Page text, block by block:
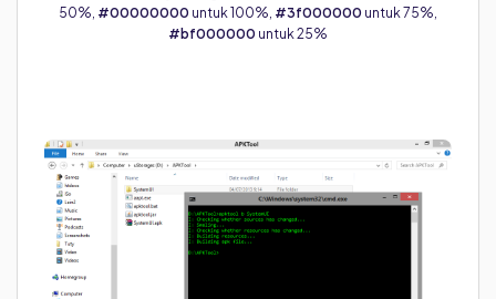
50%, #00000000 untuk 100%, #3f000000 untuk 75%,
#bf000000 untuk 25%